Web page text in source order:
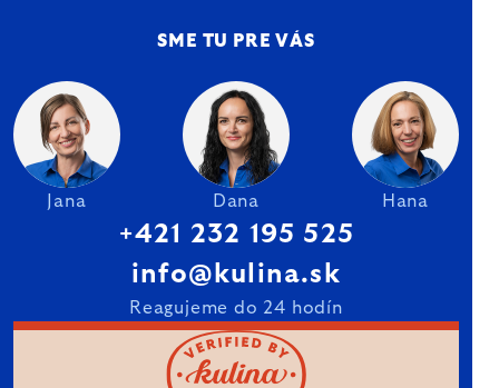
SME TU PRE VÁS
Jana Dana Hana
+421 232 195 525
info@kulina.sk
Reagujeme do 24 hodín